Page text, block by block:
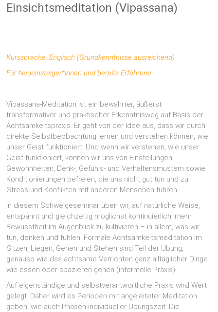
Einsichtsmeditation (Vipassana)
Kurssprache: Englisch (Grundkenntnisse ausreichend)
Für Neueinsteiger*innen und bereits Erfahrene
Vipassana-Meditation ist ein bewährter, äußerst
transformativer und praktischer Erkenntnisweg auf Basis der
Achtsamkeitspraxis. Er geht von der Idee aus, dass wir durch
direkte Selbstbeobachtung lernen und verstehen können, wie
unser Geist funktioniert. Und wenn wir verstehen, wie unser
Geist funktioniert, können wir uns von Einstellungen,
Gewohnheiten, Denk-, Gefühls- und Verhaltensmustern sowie
Konditionierungen befreien, die uns nicht gut tun und zu
Stress und Konflikten mit anderen Menschen führen.
In diesem Schweigeseminar üben wir, auf natürliche Weise,
entspannt und gleichzeitig möglichst kontinuierlich, mehr
Bewusstheit im Augenblick zu kultivieren – in allem, was wir
tun, denken und fühlen. Formale Achtsamkeitsmeditation im
Sitzen, Liegen, Gehen und Stehen sind Teil der Übung,
genauso wie das achtsame Verrichten ganz alltäglicher Dinge
wie essen oder spazieren gehen (informelle Praxis).
Auf eigenständige und selbstverantwortliche Praxis wird Wert
gelegt. Daher wird es Perioden mit angeleiteter Meditation
geben, wie auch Phasen individueller Übungszeit. Die